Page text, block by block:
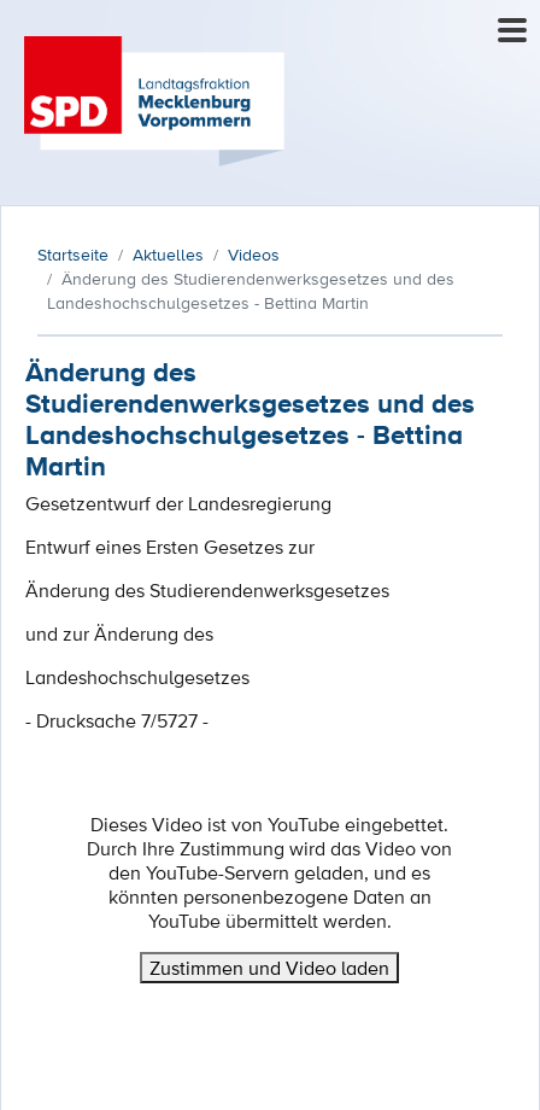
Startseite Aktuelles
Videos
Änderung des Studierendenwerksgesetzes und des
Landeshochschulgesetzes - Bettina Martin
Änderung des
Studierendenwerksgesetzes und des
Landeshochschulgesetzes - Bettina
Martin
Gesetzentwurf der Landesregierung
Entwurf eines Ersten Gesetzes zur
Änderung des Studierendenwerksgesetzes
und zur Änderung des
Landeshochschulgesetzes
- Drucksache 7/5727 -
Dieses Video ist von YouTube eingebettet.
Durch Ihre Zustimmung wird das Video von
den YouTube-Servern geladen, und es
könnten personenbezogene Daten an
YouTube übermittelt werden.
Zustimmen und Video laden